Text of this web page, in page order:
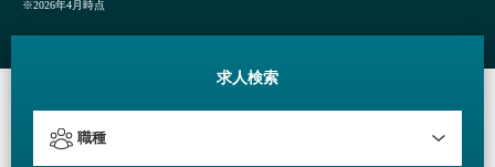
※2026年4月時点
求人検索